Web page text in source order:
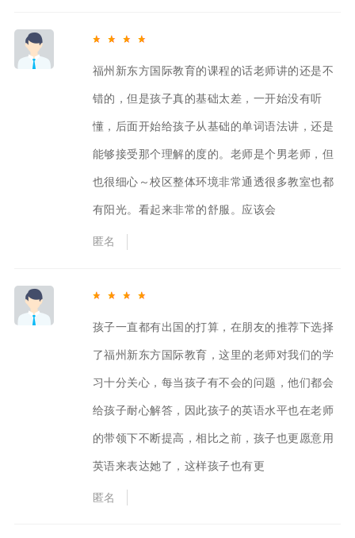
福州新东方国际教育的课程的话老师讲的还是不
错的，但是孩子真的基础太差，一开始没有听
懂，后面开始给孩子从基础的单词语法讲，还是
能够接受那个理解的度的。老师是个男老师，但
也很细心～校区整体环境非常通透很多教室也都
有阳光。看起来非常的舒服。应该会
匿名
孩子一直都有出国的打算，在朋友的推荐下选择
了福州新东方国际教育，这里的老师对我们的学
习十分关心，每当孩子有不会的问题，他们都会
给孩子耐心解答，因此孩子的英语水平也在老师
的带领下不断提高，相比之前，孩子也更愿意用
英语来表达她了，这样孩子也有更
匿名